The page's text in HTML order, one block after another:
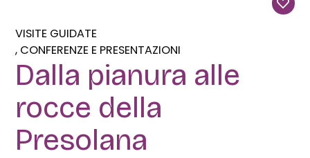
VISITE GUIDATE
CONFERENZE E PRESENTAZIONI
Dalla pianura alle
rocce della
Presolana